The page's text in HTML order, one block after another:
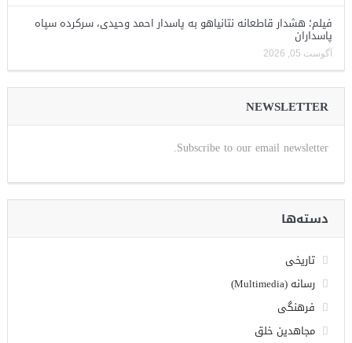
فیلم؛ هشدار قاطعانه نتانیاهو به پاسدار احمد وحیدی، سرکرده سپاه
پاسداران
آگوست 05, 2026
NEWSLETTER
Subscribe to our email newsletter.
دسته‌ها
تاریخی
رسانه (Multimedia)
فرهنگی
مجاهدین خلق